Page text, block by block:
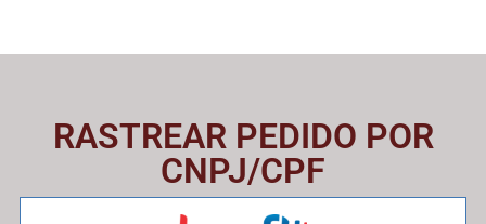
RASTREAR PEDIDO POR
CNPJ/CPF